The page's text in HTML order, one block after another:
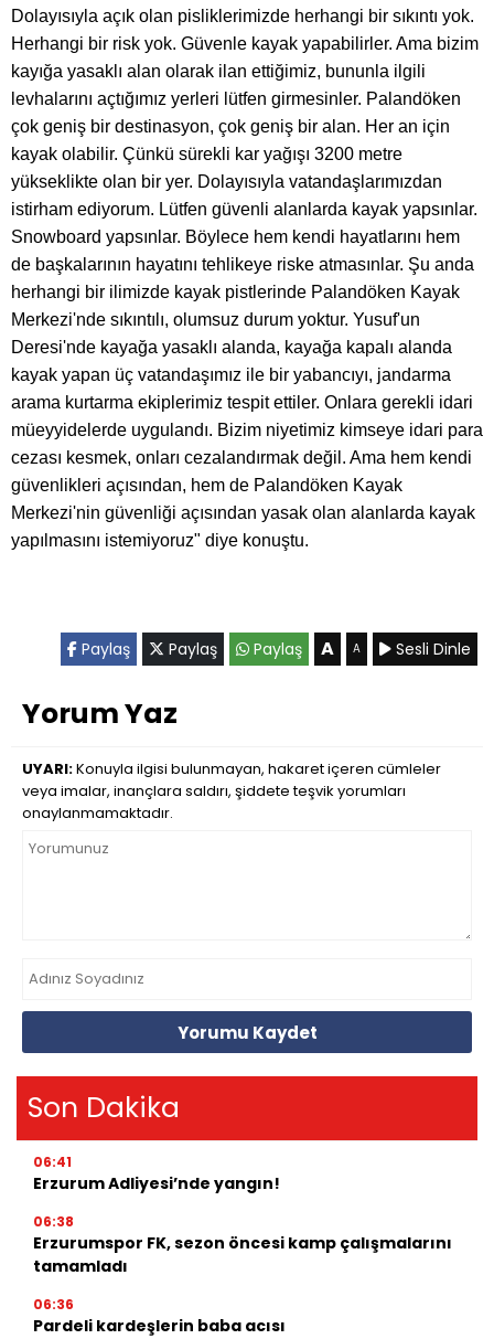
Dolayısıyla açık olan pisliklerimizde herhangi bir sıkıntı yok.
Herhangi bir risk yok. Güvenle kayak yapabilirler. Ama bizim
kayığa yasaklı alan olarak ilan ettiğimiz, bununla ilgili
levhalarını açtığımız yerleri lütfen girmesinler. Palandöken
çok geniş bir destinasyon, çok geniş bir alan. Her an için
kayak olabilir. Çünkü sürekli kar yağışı 3200 metre
yükseklikte olan bir yer. Dolayısıyla vatandaşlarımızdan
istirham ediyorum. Lütfen güvenli alanlarda kayak yapsınlar.
Snowboard yapsınlar. Böylece hem kendi hayatlarını hem
de başkalarının hayatını tehlikeye riske atmasınlar. Şu anda
herhangi bir ilimizde kayak pistlerinde Palandöken Kayak
Merkezi'nde sıkıntılı, olumsuz durum yoktur. Yusuf'un
Deresi'nde kayağa yasaklı alanda, kayağa kapalı alanda
kayak yapan üç vatandaşımız ile bir yabancıyı, jandarma
arama kurtarma ekiplerimiz tespit ettiler. Onlara gerekli idari
müeyyidelerde uygulandı. Bizim niyetimiz kimseye idari para
cezası kesmek, onları cezalandırmak değil. Ama hem kendi
güvenlikleri açısından, hem de Palandöken Kayak
Merkezi'nin güvenliği açısından yasak olan alanlarda kayak
yapılmasını istemiyoruz" diye konuştu.
Paylaş Paylaş Paylaş A A Sesli Dinle
Yorum Yaz
UYARI:Konuyla ilgisi bulunmayan, hakaret içeren cümleler
veya imalar, inançlara saldırı, şiddete teşvik yorumları
onaylanmamaktadır.
Yorumu Kaydet
Son Dakika
06:41
Erzurum Adliyesi’nde yangın!
06:38
Erzurumspor FK, sezon öncesi kamp çalışmalarını
tamamladı
06:36
Pardeli kardeşlerin baba acısı